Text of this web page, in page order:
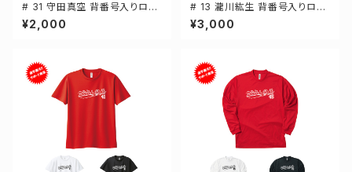
# 31 守田真空 背番号入りロゴ
キャンバスサコッシュ 選手還元
2カラー 001461
¥2,000
# 13 瀧川紘生 背番号入りロゴ
ドライTシャツ 半袖 選手還元 3
カラー S-5Lサイズ 000300
¥3,000